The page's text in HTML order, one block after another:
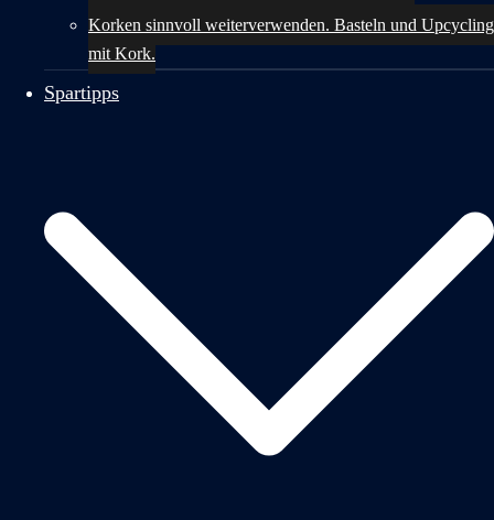
Korken sinnvoll weiterverwenden. Basteln und Upcycling
mit Kork.
Spartipps